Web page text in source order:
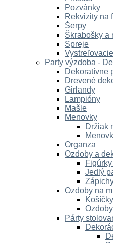
Pozvánky
Rekvizity na
Šerpy
Škrabošky a
Spreje
Party výzdoba -
Dekoratívne
Drevené
Girlandy
Lampióny
Mašle
Menovky
Držiak
Organza
Ozdoby a
Jedlý
Ozdoby na
Párty